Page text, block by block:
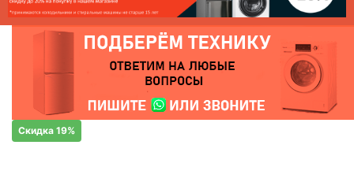
Скидка 19%